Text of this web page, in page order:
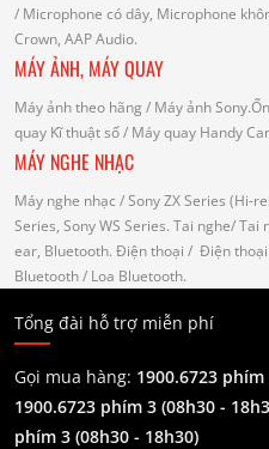
/ Microphone có dây, Microphone
Crown, AAP Audio.
MÁY ẢNH, MÁY QUAY
Máy ảnh theo hãng / Máy ảnh
quay Kĩ thuật số/ Máy quay Handy
MÁY NGHE NHẠC
Máy nghe nhạc / Sony ZX Series (Hi-
Series, Sony WS Series. Tai nghe/ Tai
ear, Bluetooth. Điện thoại / Điện thoại
Bluetooth/ Loa Bluetooth.
Tổng đài hỗ trợ miễn phí
Gọi mua hàng: 1900.6723
1900.6723 phím 3 (08h30 -
phím 3 (08h30 - 18h30)